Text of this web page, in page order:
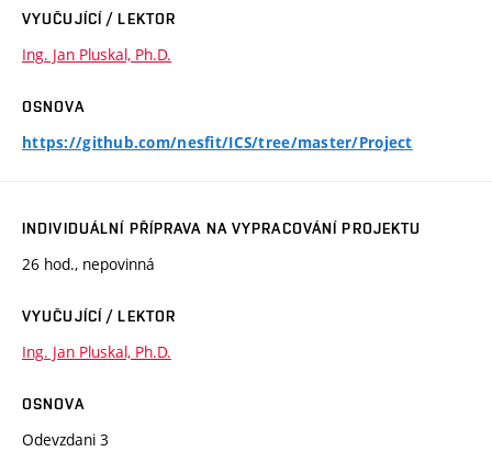
VYUČUJÍCÍ / LEKTOR
Ing. Jan Pluskal, Ph.D.
OSNOVA
https://github.com/nesfit/ICS/tree/master/Project
INDIVIDUÁLNÍ PŘÍPRAVA NA VYPRACOVÁNÍ PROJEKTU
26 hod., nepovinná
VYUČUJÍCÍ / LEKTOR
Ing. Jan Pluskal, Ph.D.
OSNOVA
Odevzdani 3